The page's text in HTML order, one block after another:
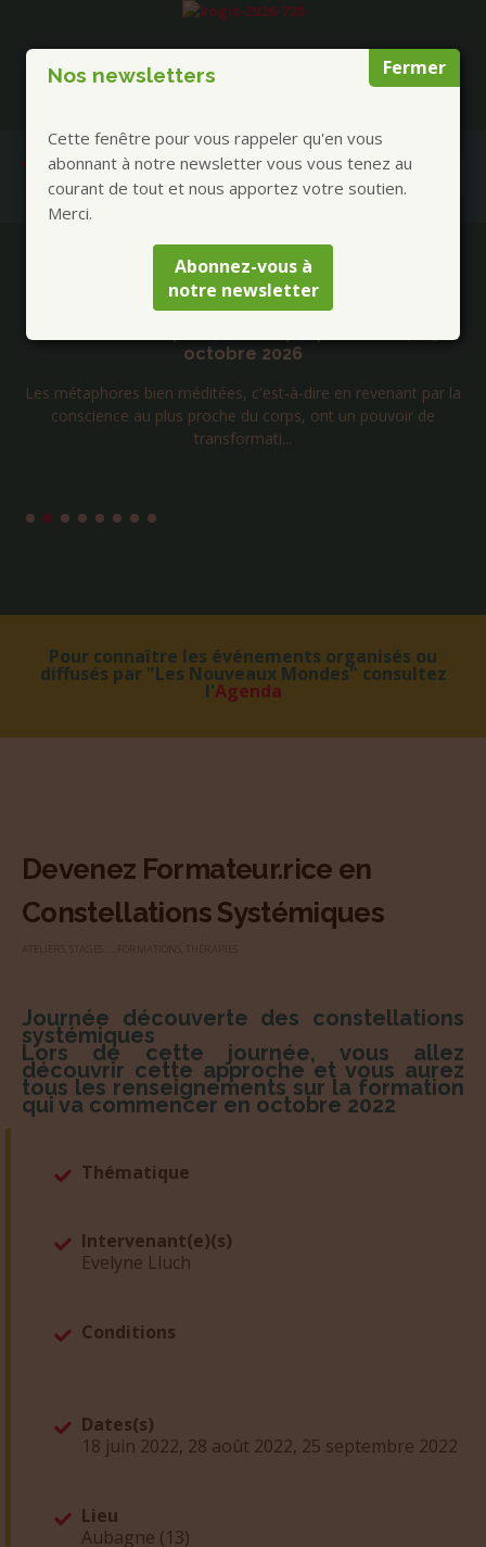
Fermer
Nos newsletters
Cette fenêtre pour vous rappeler qu'en vous
abonnant à notre newsletter vous vous tenez au
courant de tout et nous apportez votre soutien.
Merci.
Abonnez-vous à
notre newsletter
Publications à la Une !
la
Rencontres chamaniques mongoles du 17
propose de partir à la découverte de la face spirituelle
mystique de ...
Pour connaître les événements organisés ou
diffusés par "Les Nouveaux Mondes" consultez
l'Agenda
Devenez Formateur.rice en
Constellations Systémiques
Journée découverte des constellations
systémiques
Lors de cette journée, vous allez
découvrir cette approche et vous aurez
tous les renseignements sur la formation
qui va commencer en octobre 2022
Thématique
Intervenant(e)(s)
Evelyne Lluch
Conditions
Dates(s)
18 juin 2022, 28 août 2022, 25 septembre 2022
Lieu
Aubagne (13)